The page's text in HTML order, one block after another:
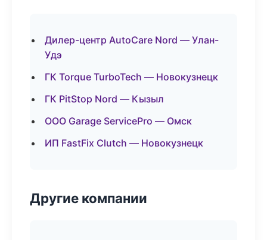
Дилер-центр AutoCare Nord — Улан-
Удэ
ГК Torque TurboTech — Новокузнецк
ГК PitStop Nord — Кызыл
ООО Garage ServicePro — Омск
ИП FastFix Clutch — Новокузнецк
Другие компании